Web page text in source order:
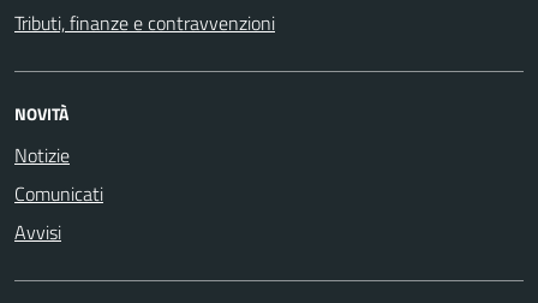
Tributi, finanze e contravvenzioni
NOVITÀ
Notizie
Comunicati
Avvisi